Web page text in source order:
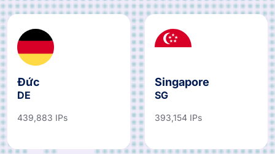
Đức
DE
439,883 IPs
Singapore
SG
393,154 IPs